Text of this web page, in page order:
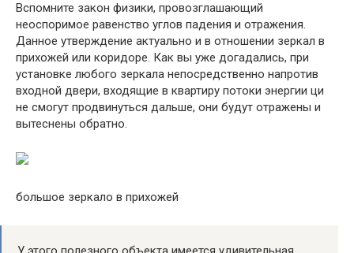
Вспомните закон физики, провозглашающий
неоспоримое равенство углов падения и отражения.
Данное утверждение актуально и в отношении зеркал в
прихожей или коридоре. Как вы уже догадались, при
установке любого зеркала непосредственно напротив
входной двери, входящие в квартиру потоки энергии ци
не смогут продвинуться дальше, они будут отражены и
вытеснены обратно.
большое зеркало в прихожей